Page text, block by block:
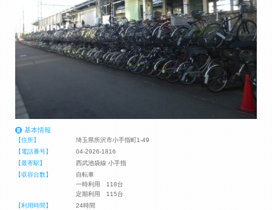
基本情報
【住所】
埼玉県所沢市小手指町1-49
【電話番号】
04-2926-1816
【最寄駅】
西武池袋線 小手指
【収容台数】
自転車
一時利用 118台
定期利用 115台
【利用時間】
24時間